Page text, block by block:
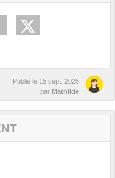
Publié le 15 sept. 2025
par Mathilde